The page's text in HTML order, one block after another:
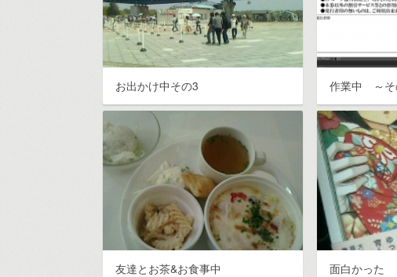
お出かけ中その3 作業中 ～
友達とお茶&お食事中 面白かった